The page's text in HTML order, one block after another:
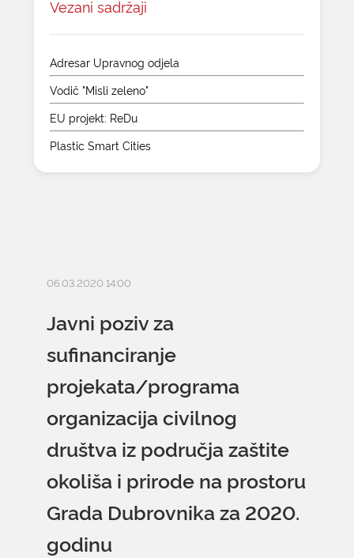
Vezani sadržaji
Adresar Upravnog odjela
Vodič "Misli zeleno"
EU projekt: ReDu
Plastic Smart Cities
06.03.2020 14:00
Javni poziv za
sufinanciranje
projekata/programa
organizacija civilnog
društva iz područja zaštite
okoliša i prirode na prostoru
Grada Dubrovnika za 2020.
godinu